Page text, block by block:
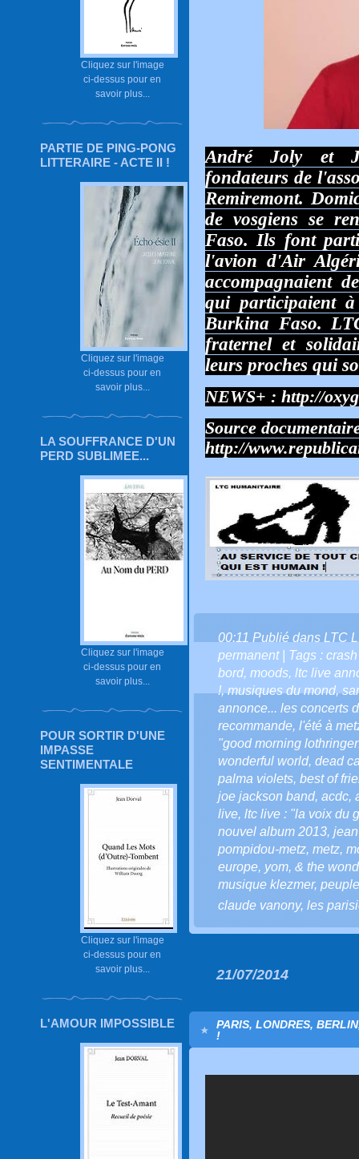
Cliquez sur l'image
ci-dessus pour en
savoir plus...
PARTIE DE PING-PONG
LITTERAIRE - ACTE II !
Cliquez sur l'image
ci-dessus pour en
savoir plus...
LA SOUFFRANCE D'UN
PERD SUBLIMEE...
Cliquez sur l'image
ci-dessus pour en
savoir plus...
POUR SORTIR D'UNE
IMPASSE
SENTIMENTALE
Cliquez sur l'image
ci-dessus pour en
savoir plus...
L'AMOUR IMPOSSIBLE
André Joly et
fondateurs de
Remiremont.
de vosgiens se
Faso. Ils font
l'avion d'Air
accompagnaient
qui participaient
Burkina Faso.
fraternel et
leurs proches qui
NEWS+ : http://
Source
http://
00:11 Publié dans LTC
permanent| Tags :
bord, moods, ltc live
!,musiques du mond,
annonce... les concerts
recommande, l'été à
"good morning
wonderful world, dead
palma violets, best of
joe jackson band, acdc,
live, ltc live : "la voix du
nouvel album 2013,
pompidou-metz, metz,
europe, yom, & the
musique klezmer,
claude vanony, les
21/07/2014
PARIS, LONDRES,
!